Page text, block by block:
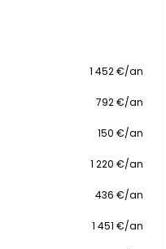
1 452 €/an
792 €/an
150 €/an
1 220 €/an
436 €/an
1 451 €/an